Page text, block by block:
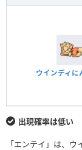
ウインディに
出現確率は低い
「エンテイ」は、